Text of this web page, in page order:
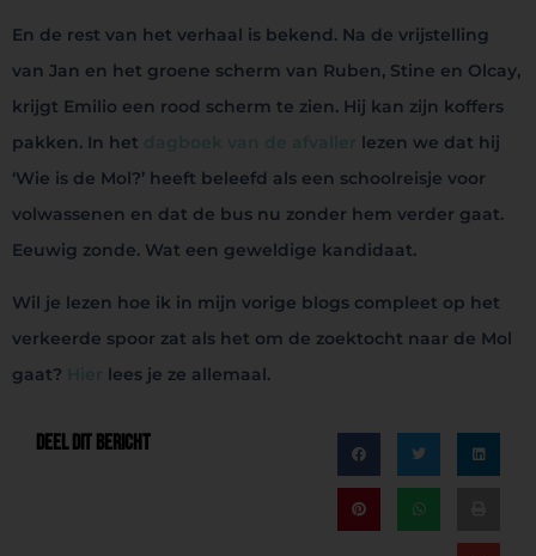
En de rest van het verhaal is bekend. Na de vrijstelling
van Jan en het groene scherm van Ruben, Stine en Olcay,
krijgt Emilio een rood scherm te zien. Hij kan zijn koffers
pakken. In het
lezen we dat hij
‘Wie is de Mol?’ heeft beleefd als een schoolreisje voor
volwassenen en dat de bus nu zonder hem verder gaat.
Eeuwig zonde. Wat een geweldige kandidaat.
Wil je lezen hoe ik in mijn vorige blogs compleet op het
verkeerde spoor zat als het om de zoektocht naar de Mol
gaat?
lees je ze allemaal.
DEEL DIT BERICHT